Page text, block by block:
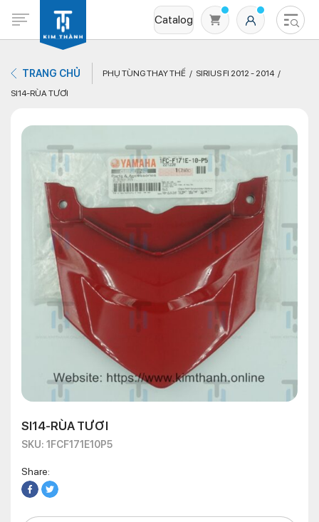
Catalog
Không có sản phẩm nào trong giỏ hàng
TRANG CHỦ PHỤ TÙNG THAY THẾ
SIRIUS FI 2012 - 2014
SI14-RÙA TƯƠI
SI14-RÙA TƯƠI
SKU: 1FCF171E10P5
Share: